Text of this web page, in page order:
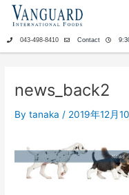
ス
043-498-8410 Contact
news_back2
Bytanaka / 2019年12月